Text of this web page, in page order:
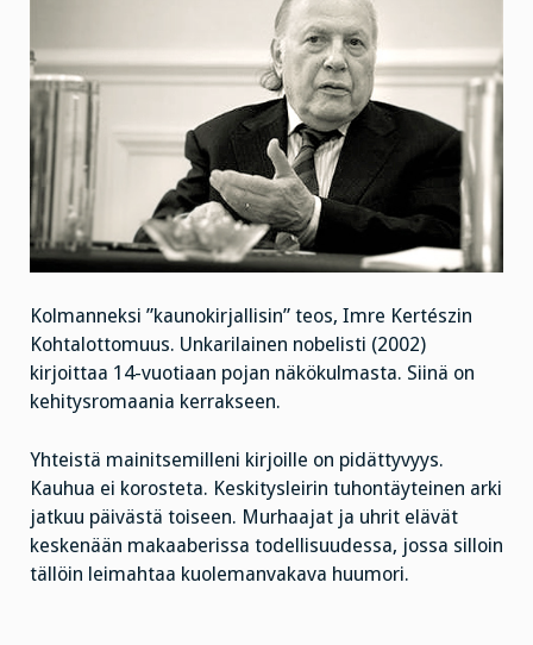
Kolmanneksi ”kaunokirjallisin” teos, Imre Kertészin
Kohtalottomuus. Unkarilainen nobelisti (2002)
kirjoittaa 14-vuotiaan pojan näkökulmasta. Siinä on
kehitysromaania kerrakseen.
Yhteistä mainitsemilleni kirjoille on pidättyvyys.
Kauhua ei korosteta. Keskitysleirin tuhontäyteinen arki
jatkuu päivästä toiseen. Murhaajat ja uhrit elävät
keskenään makaaberissa todellisuudessa, jossa silloin
tällöin leimahtaa kuolemanvakava huumori.